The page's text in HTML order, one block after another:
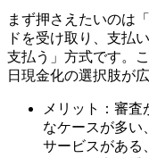
まず押さえたいのは
ドを受け取り、支払
支払う」方式です。
日現金化の選択肢が
メリット：審査
なケースが多い
サービスがある